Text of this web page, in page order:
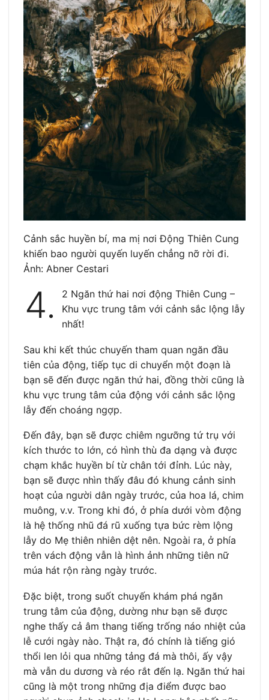
Cảnh sắc huyền bí, ma mị nơi Động Thiên Cung
khiến bao người quyến luyến chẳng nỡ rời đi.
Ảnh: Abner Cestari
4.
2 Ngăn thứ hai nơi động Thiên Cung –
Khu vực trung tâm với cảnh sắc lộng lẫy
nhất!
Sau khi kết thúc chuyến tham quan ngăn đầu
tiên của động, tiếp tục di chuyển một đoạn là
bạn sẽ đến được ngăn thứ hai, đồng thời cũng là
khu vực trung tâm của động với cảnh sắc lộng
lẫy đến choáng ngợp.
Đến đây, bạn sẽ được chiêm ngưỡng tứ trụ với
kích thước to lớn, có hình thù đa dạng và được
chạm khắc huyền bí từ chân tới đỉnh. Lúc này,
bạn sẽ được nhìn thấy đâu đó khung cảnh sinh
hoạt của người dân ngày trước, của hoa lá, chim
muông, v.v. Trong khi đó, ở phía dưới vòm động
là hệ thống nhũ đá rũ xuống tựa bức rèm lộng
lẫy do Mẹ thiên nhiên dệt nên. Ngoài ra, ở phía
trên vách động vẫn là hình ảnh những tiên nữ
múa hát rộn ràng ngày trước.
Đặc biệt, trong suốt chuyến khám phá ngăn
trung tâm của động, dường như bạn sẽ được
nghe thấy cả âm thang tiếng trống náo nhiệt của
lễ cưới ngày nào. Thật ra, đó chính là tiếng gió
thổi len lỏi qua những tảng đá mà thôi, ấy vậy
mà vẫn du dương và réo rắt đến lạ. Ngăn thứ hai
cũng là một trong những địa điểm được bao